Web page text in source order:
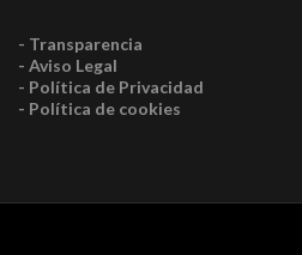
- Transparencia
- Aviso Legal
- Política de Privacidad
- Política de cookies